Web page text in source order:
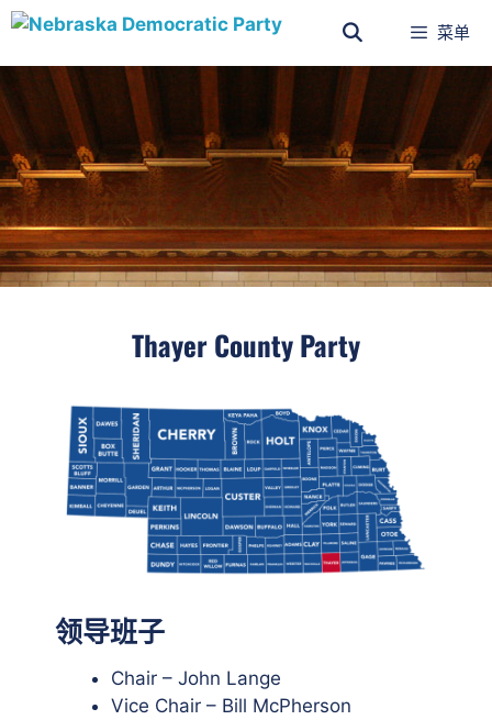
菜单
Thayer County Party
领导班子
Chair – John Lange
Vice Chair – Bill McPherson